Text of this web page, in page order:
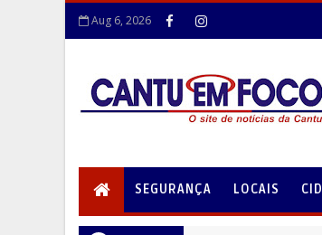
Aug 6, 2026
SEGURANÇA LOCAIS